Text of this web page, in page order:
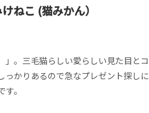
ねこ (猫みかん）
。三毛猫らしい愛らしい見た目とコ
っかりあるので急なプレゼント探しに
。